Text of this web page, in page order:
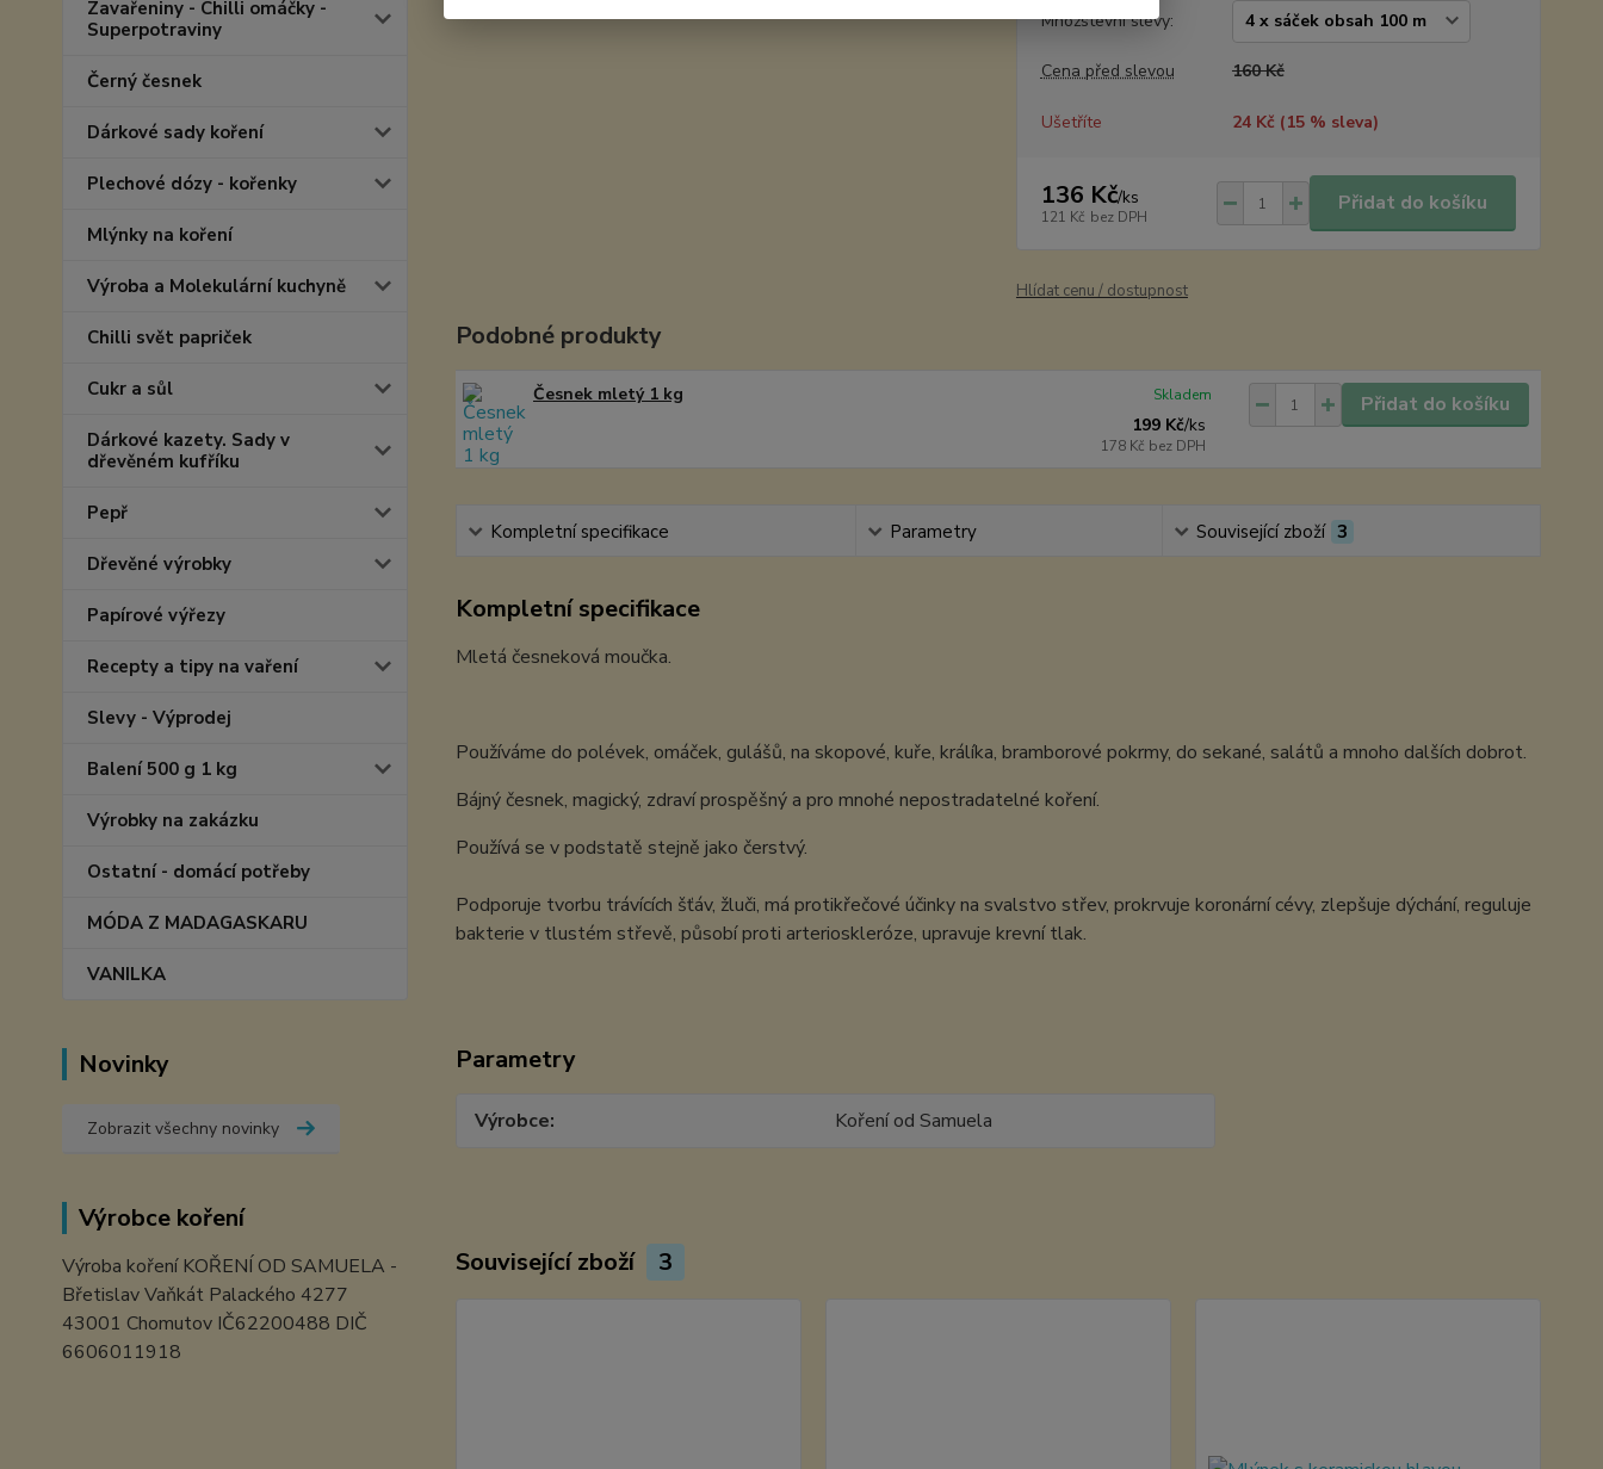
Zavařeniny - Chilli omáčky -
Superpotraviny
Černý česnek
Dárkové sady koření
Plechové dózy - kořenky
Mlýnky na koření
Výroba a Molekulární kuchyně
Chilli svět papriček
Cukr a sůl
Dárkové kazety. Sady v
dřevěném kufříku
Pepř
Dřevěné výrobky
Papírové výřezy
Recepty a tipy na vaření
Slevy - Výprodej
Balení 500 g 1 kg
Výrobky na zakázku
Ostatní - domácí potřeby
MÓDA Z MADAGASKARU
VANILKA
Novinky
Zobrazit všechny novinky
Výrobce koření
Výroba koření KOŘENÍ OD SAMUELA -
Břetislav Vaňkát Palackého 4277
43001 Chomutov IČ62200488 DIČ
6606011918
Množstevní slevy:
Cena před slevou 160 Kč
Ušetříte 24 Kč (15% sleva)
136 Kč/ks
121 Kč bez DPH
Přidat do košíku
Hlídat cenu / dostupnost
Podobné produkty
Česnek mletý 1 kg
199 Kč/ks
178 Kč bez DPH
Skladem Přidat do košíku
Kompletní specifikace Parametry Související zboží 3
Kompletní specifikace
Mletá česneková moučka.
Používáme do polévek, omáček, gulášů, na skopové, kuře, králíka, bramborové pokrmy, do sekané, salátů a mnoho dalších dobrot.
Bájný česnek, magický, zdraví prospěšný a pro mnohé nepostradatelné koření.
Používá se v podstatě stejně jako čerstvý.
Podporuje tvorbu trávících šťáv, žluči, má protikřečové účinky na svalstvo střev, prokrvuje koronární cévy, zlepšuje dýchání, reguluje
bakterie v tlustém střevě, působí proti arterioskleróze, upravuje krevní tlak.
Parametry
Výrobce Koření od Samuela
Související zboží 3